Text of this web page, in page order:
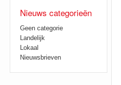
Nieuws categorieën
Geen categorie
Landelijk
Lokaal
Nieuwsbrieven